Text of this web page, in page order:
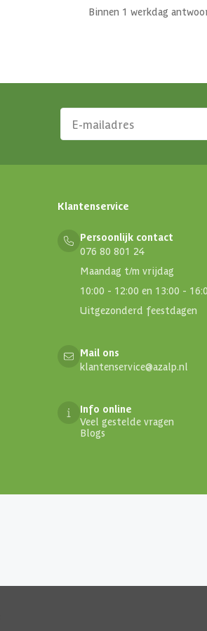
Binnen 1 werkdag
Klantenservice
Persoonlijk contact
076 80 801 24
Maandag t/m vrijdag
10:00 - 12:00 en 13:00 -
Uitgezonderd feestdagen
Mail ons
klantenservice@azalp.nl
Info online
Veel gestelde vragen
Blogs